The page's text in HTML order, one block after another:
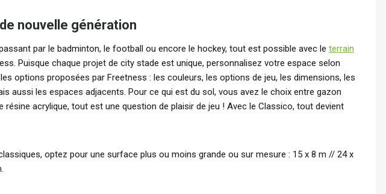
nouvelle génération
par le badminton, le football ou encore le hockey, tout est possible avec le terrain
Puisque chaque projet de city stade est unique, personnalisez votre espace selon
options proposées par Freetness : les couleurs, les options de jeu, les dimensions, les
aussi les espaces adjacents. Pour ce qui est du sol, vous avez le choix entre gazon
résine acrylique, tout est une question de plaisir de jeu ! Avec le Classico, tout devient
optez pour une surface plus ou moins grande ou sur mesure : 15 x 8 m // 24 x